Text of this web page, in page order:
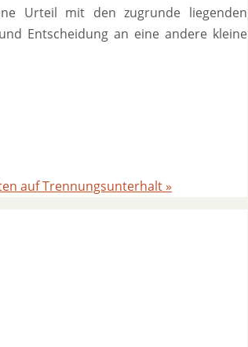
Urteil mit den zugrunde liegenden
Entscheidung an eine andere kleine
auf Trennungsunterhalt»